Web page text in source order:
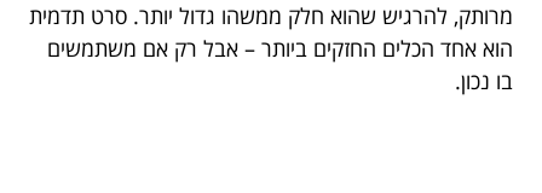
מרותק, להרגיש שהוא חלק ממשהו גדול יותר. סרט תדמית
הוא אחד הכלים החזקים ביותר – אבל רק אם משתמשים
בו נכון.